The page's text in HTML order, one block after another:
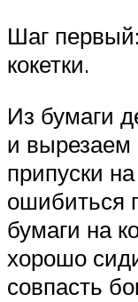
Шаг
кокетки.
Из бумаги
и вырезаем
припуски
ошибиться
бумаги на
хорошо
совпасть